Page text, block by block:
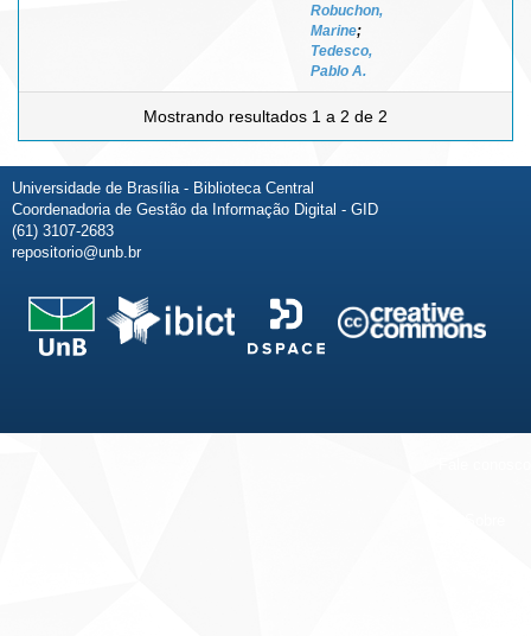
Robuchon,
Marine;
Tedesco,
Pablo A.
Mostrando resultados 1 a 2 de 2
Universidade de Brasília - Biblioteca Central
Coordenadoria de Gestão da Informação Digital - GID
(61) 3107-2683
repositorio@unb.br